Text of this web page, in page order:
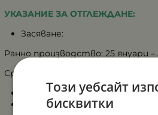
УКАЗАНИЕ ЗА ОТГЛЕЖДАНЕ:
Засяване:
Ранно производство: 25 януари
Средно производство: 25 – 30
Дълбочина на сеитба: 1 – 1,5 см
Разстояние:
Този уебсайт
бисквитки